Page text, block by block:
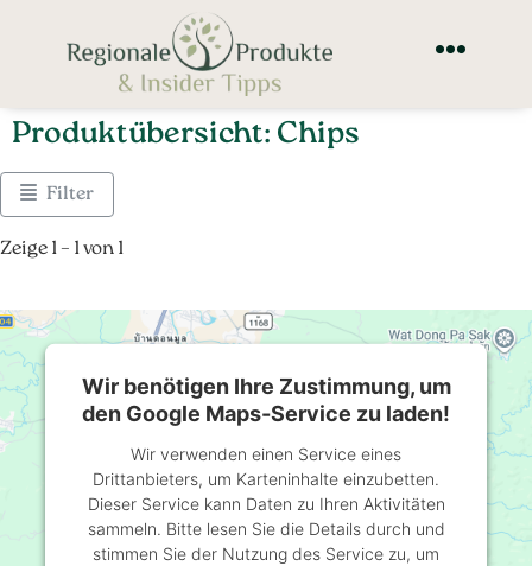
Produktübersicht: Chips
Filter
Zeige 1 – 1 von 1
Wir benötigen Ihre Zustimmung, um
den Google Maps-Service zu laden!
Wir verwenden einen Service eines
Drittanbieters, um Karteninhalte einzubetten.
Dieser Service kann Daten zu Ihren Aktivitäten
sammeln. Bitte lesen Sie die Details durch und
stimmen Sie der Nutzung des Service zu, um